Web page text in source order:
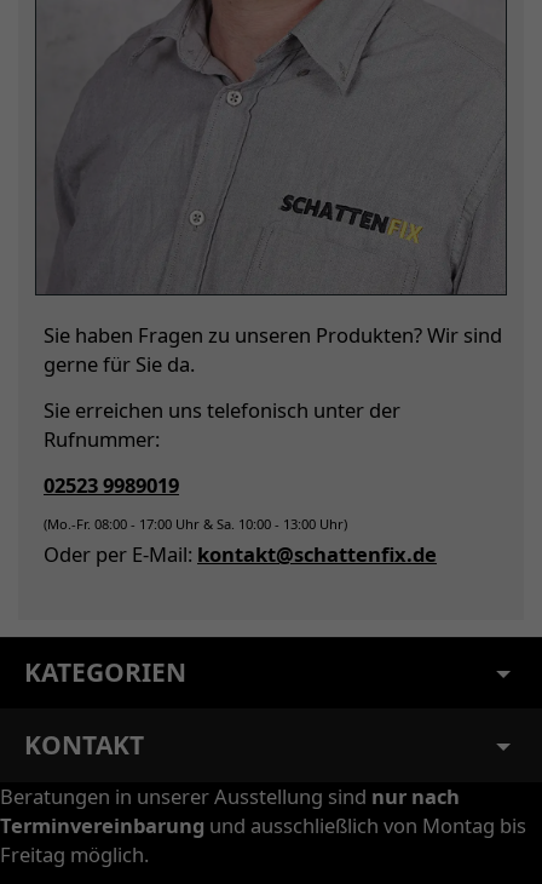
Sie haben Fragen zu unseren Produkten? Wir sind
gerne für Sie da.
Sie erreichen uns telefonisch unter der
Rufnummer:
02523 9989019
(Mo.-Fr. 08:00 - 17:00 Uhr & Sa. 10:00 - 13:00 Uhr)
Oder per E-Mail: kontakt@schattenfix.de
KATEGORIEN
KONTAKT
Beratungen in unserer Ausstellung sind nur nach
Terminvereinbarung und ausschließlich von Montag bis
Freitag möglich.